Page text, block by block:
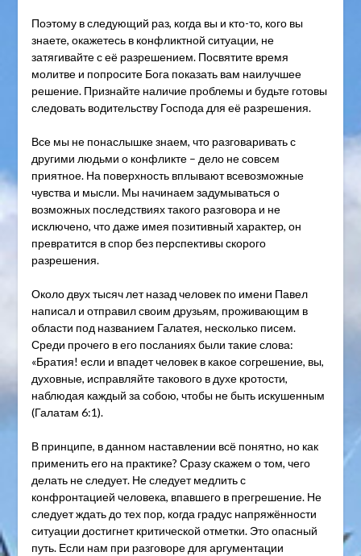
Поэтому в следующий раз, когда вы и кто-то, кого вы
знаете, окажетесь в конфликтной ситуации, не
затягивайте с её разрешением. Посвятите время
молитве и попросите Бога показать вам наилучшее
решение. Признайте наличие проблемы и будьте готовы
следовать водительству Господа для её разрешения.
Все мы не понаслышке знаем, что разговаривать с
другими людьми о конфликте – дело не совсем
приятное. На поверхность вплывают всевозможные
чувства и мысли. Мы начинаем задумываться о
возможных последствиях такого разговора и не
исключено, что даже имея позитивный характер, он
превратится в спор без перспективы скорого
разрешения.
Около двух тысяч лет назад человек по имени Павел
написал и отправил своим друзьям, проживающим в
области под названием Галатея, несколько писем.
Среди прочего в его посланиях были такие слова:
«Братия! если и впадет человек в какое согрешение, вы,
духовные, исправляйте такового в духе кротости,
наблюдая каждый за собою, чтобы не быть искушенным
(Галатам 6:1).
В принципе, в данном наставлении всё понятно, но как
применить его на практике? Сразу скажем о том, чего
делать не следует. Не следует медлить с
конфронтацией человека, впавшего в прегрешение. Не
следует ждать до тех пор, когда градус напряжённости
ситуации достигнет критической отметки. Это опасный
путь. Если нам при разговоре для аргументации